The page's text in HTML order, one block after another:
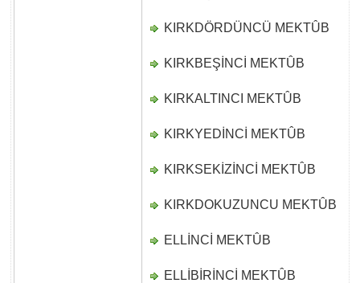
KIRKDÖRDÜNCÜ MEKTÛB
KIRKBEŞİNCİ MEKTÛB
KIRKALTINCI MEKTÛB
KIRKYEDİNCİ MEKTÛB
KIRKSEKİZİNCİ MEKTÛB
KIRKDOKUZUNCU MEKTÛB
ELLİNCİ MEKTÛB
ELLİBİRİNCİ MEKTÛB